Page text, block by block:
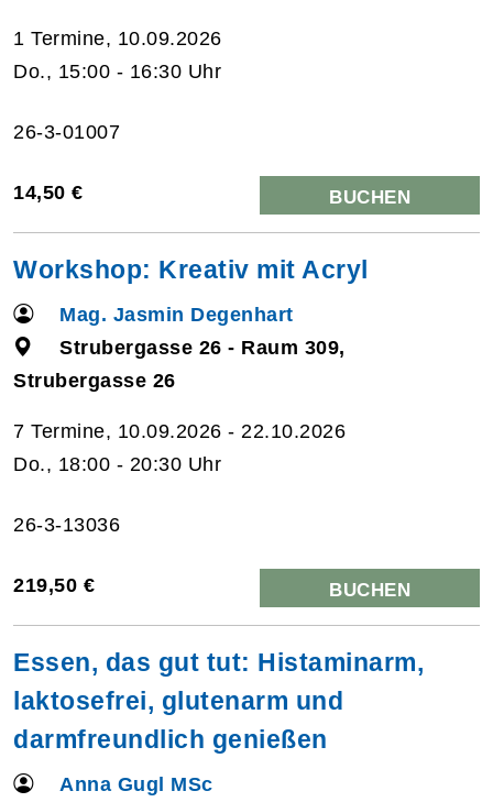
1 Termine, 10.09.2026
Do., 15:00 - 16:30 Uhr
26-3-01007
14,50 € BUCHEN
Workshop: Kreativ mit Acryl
Mag. Jasmin Degenhart
Strubergasse 26 - Raum 309,
Strubergasse 26
7 Termine, 10.09.2026 - 22.10.2026
Do., 18:00 - 20:30 Uhr
26-3-13036
219,50 € BUCHEN
Essen, das gut tut: Histaminarm,
laktosefrei, glutenarm und
darmfreundlich genießen
Anna Gugl MSc